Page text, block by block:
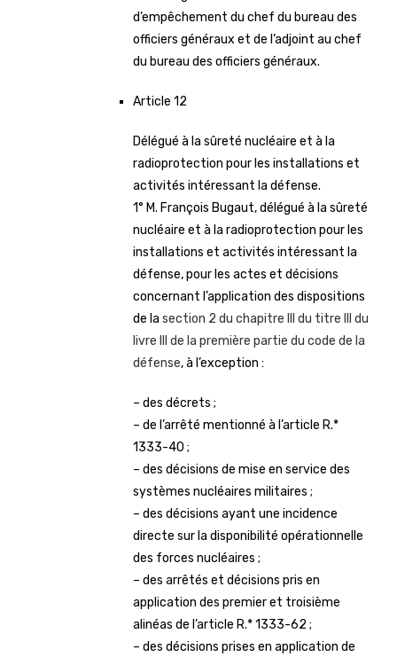
d’empêchement du chef du bureau des
officiers généraux et de l’adjoint au chef
du bureau des officiers généraux.
Article 12
Délégué à la sûreté nucléaire et à la
radioprotection pour les installations et
activités intéressant la défense.
1° M. François Bugaut, délégué à la sûreté
nucléaire et à la radioprotection pour les
installations et activités intéressant la
défense, pour les actes et décisions
concernant l’application des dispositions
de la section 2 du chapitre III du titre III du
livre III de la première partie du code de la
défense, à l’exception :
– des décrets ;
– de l’arrêté mentionné à l’article R.*
1333-40 ;
– des décisions de mise en service des
systèmes nucléaires militaires ;
– des décisions ayant une incidence
directe sur la disponibilité opérationnelle
des forces nucléaires ;
– des arrêtés et décisions pris en
application des premier et troisième
alinéas de l’article R.* 1333-62 ;
– des décisions prises en application de